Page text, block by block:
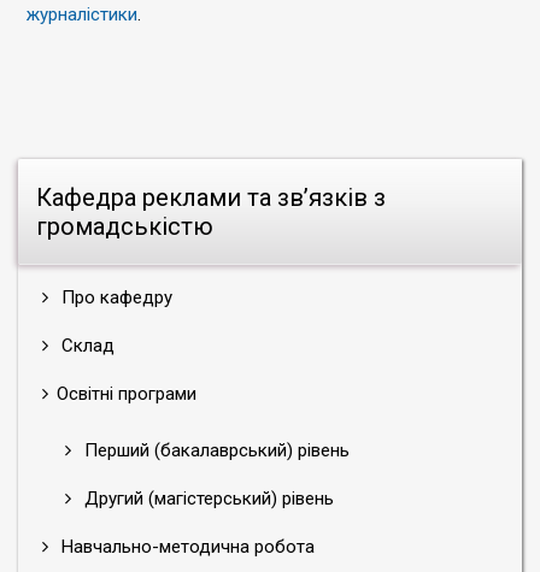
Кафедра реклами та зв’язків з
громадськістю
Про кафедру
Склад
Освітні програми
Перший (бакалаврський) рівень
Другий (магістерський) рівень
Навчально-методична робота
журналістики.